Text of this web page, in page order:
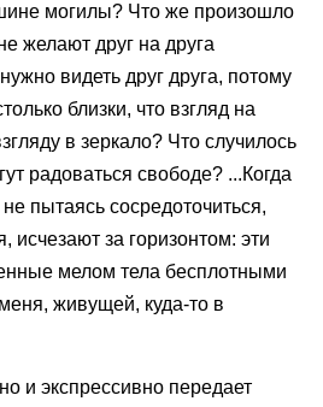
могилы? Что же произошло
желают друг на друга
видеть друг друга, потому
близки, что взгляд на
в зеркало? Что случилось
радоваться свободе? ...Когда
пытаясь сосредоточиться,
исчезают за горизонтом: эти
мелом тела бесплотными
живущей, куда-то в
и экспрессивно передает